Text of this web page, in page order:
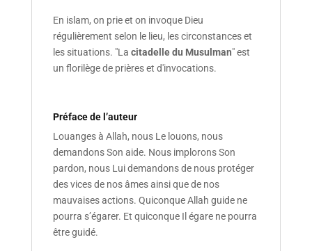
En islam, on prie et on invoque Dieu
régulièrement selon le lieu, les circonstances et
les situations. "La citadelle du Musulman" est
un florilège de prières et d'invocations.
Préface de l’auteur
Louanges à Allah, nous Le louons, nous
demandons Son aide. Nous implorons Son
pardon, nous Lui demandons de nous protéger
des vices de nos âmes ainsi que de nos
mauvaises actions. Quiconque Allah guide ne
pourra s’égarer. Et quiconque Il égare ne pourra
être guidé.